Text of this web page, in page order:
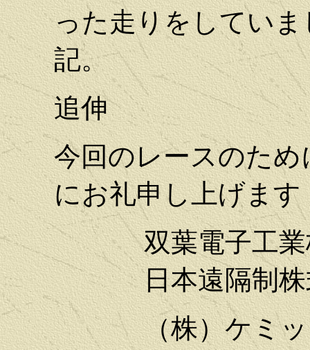
った走りをしてい
記。
追伸
今回のレースのた
にお礼申し上げます
双葉電
日本遠隔制
（株）ケミ